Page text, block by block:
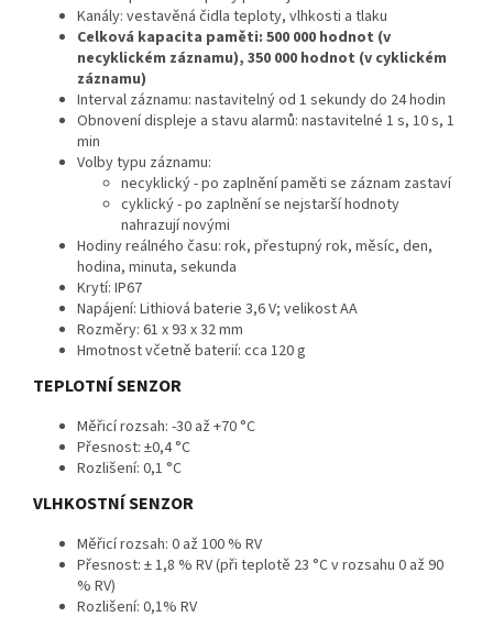
Kanály: vestavěná čidla teploty, vlhkosti a tlaku
Celková kapacita paměti: 500 000 hodnot (v
necyklickém záznamu), 350 000 hodnot (v cyklickém
záznamu)
Interval záznamu: nastavitelný od 1 sekundy do 24 hodin
Obnovení displeje a stavu alarmů: nastavitelné 1 s, 10 s, 1
min
Volby typu záznamu:
necyklický - po zaplnění paměti se záznam zastaví
cyklický - po zaplnění se nejstarší hodnoty
nahrazují novými
Hodiny reálného času: rok, přestupný rok, měsíc, den,
hodina, minuta, sekunda
Krytí: IP67
Napájení: Lithiová baterie 3,6 V; velikost AA
Rozměry: 61 x 93 x 32 mm
Hmotnost včetně baterií: cca 120 g
TEPLOTNÍ SENZOR
Měřicí rozsah: -30 až +70 °C
Přesnost: ±0,4 °C
Rozlišení: 0,1 °C
VLHKOSTNÍ SENZOR
Měřicí rozsah: 0 až 100 % RV
Přesnost: ± 1,8 % RV (při teplotě 23 °C v rozsahu 0 až 90
% RV)
Rozlišení: 0,1% RV